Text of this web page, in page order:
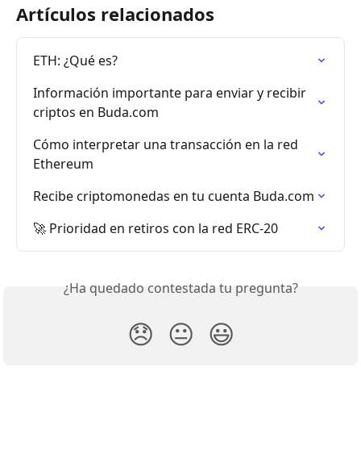
Artículos relacionados
ETH: ¿Qué es?
Información importante para enviar y recibir
criptos en Buda.com
Cómo interpretar una transacción en la red
Ethereum
Recibe criptomonedas en tu cuenta Buda.com
🚀 Prioridad en retiros con la red ERC-20
¿Ha quedado contestada tu pregunta?
😞 😐 😃